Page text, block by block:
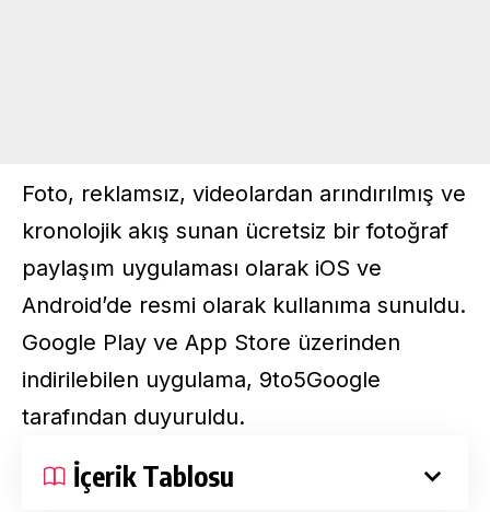
Foto, reklamsız, videolardan arındırılmış ve
kronolojik akış sunan ücretsiz bir fotoğraf
paylaşım uygulaması olarak iOS ve
Android’de resmi olarak kullanıma sunuldu.
Google Play ve App Store üzerinden
indirilebilen uygulama, 9to5Google
tarafından duyuruldu.
İçerik Tablosu